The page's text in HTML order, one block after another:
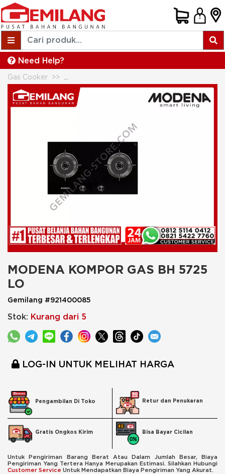
Need Help?
Gas Cooker
MODENA KOMPOR GAS BH 5725
LO
Gemilang #921400085
Stok: Kurang dari 5
LOG-IN UNTUK MELIHAT HARGA
Pengambilan Di Toko Retur dan Penukaran
Gratis Ongkos Kirim Bisa Bayar Cicilan
Untuk Pengiriman Barang Berat Atau Dalam Jumlah Besar, Biaya
Pengiriman Yang Tertera Hanya Merupakan Estimasi. Silahkan Hubungi
Customer Service Untuk Mendapatkan Biaya Pengiriman Yang Akurat.